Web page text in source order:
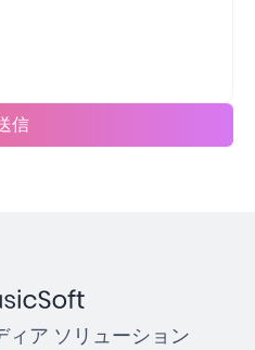
信
ア ソリューション